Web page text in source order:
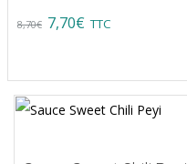
8,70€ Original
was:
8,70€.
7,70€ Current
is:
7,70€.
TTC